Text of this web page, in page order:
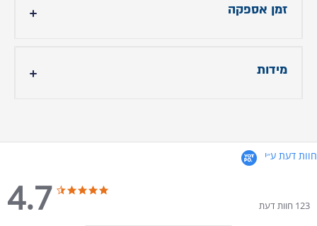
זמן אספקה
מידות
חוות דעת ע״י
4.7
4.7 star rating
123 חוות דעת